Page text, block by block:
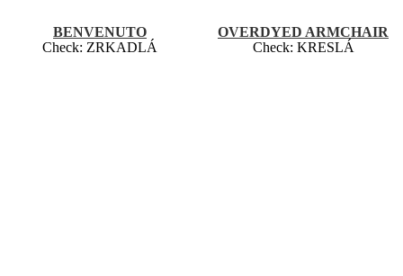
BENVENUTO
Check: ZRKADLÁ
OVERDYED ARMCHAIR
Check: KRESLÁ